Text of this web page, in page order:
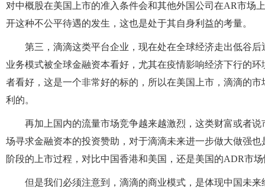
对中概股在美国上市的准入条件会和其他外国公司在AR市场
开这种不公平待遇的发生，这也是处于其自身利益的考量。
第三，滴滴这类平台企业，现在处在全球经济走出低谷
业务模式被全球金融资本看好，尤其在疫情影响经济下行的
者看好，这是一个非常好的标的，所以在美国上市，滴滴的
利的。
再加上国内的流量市场竞争越来越激烈，这类财富或者
场寻求金融资本的投资赞助，对于滴滴未来进一步做大做强
阶段的上市过程，对比中国香港和美国，还是美国的ADR市
但是我们必须注意到，滴滴的商业模式，是体现中国未